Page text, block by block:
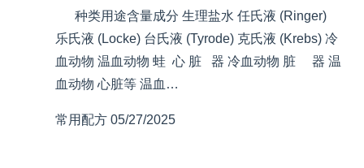
种类用途含量成分 生理盐水 任氏液 (Ringer)
乐氏液 (Locke) 台氏液 (Tyrode) 克氏液 (Krebs) 冷
血动物 温血动物 蛙 心 脏 器 冷血动物 脏 器 温
血动物 心脏等 温血…
常用配方 05/27/2025